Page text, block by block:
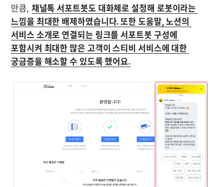
만큼, 채널톡 서포트봇도 대화체로 설정해 로봇이라는
느낌을 최대한 배제하였습니다. 또한 도움말, 노션의
서비스 소개로 연결되는 링크를 서포트봇 구성에
포함시켜 최대한 많은 고객이 스티비 서비스에 대한
궁금증을 해소할 수 있도록 했어요.